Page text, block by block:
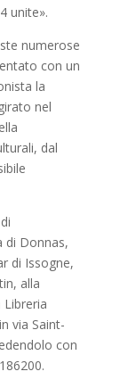
unite».
numerose
con un
la
nel
dal
di Donnas,
di Issogne,
alla
via Saint-
con